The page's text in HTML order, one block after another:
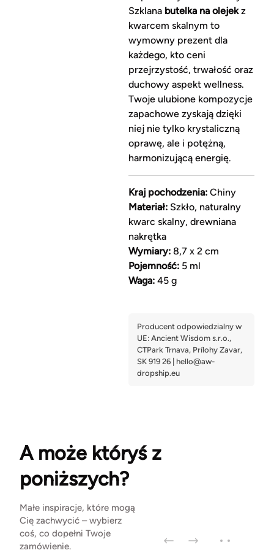
Szklana butelka na olejekz
kwarcem skalnym to
wymowny prezent dla
każdego, kto ceni
przejrzystość, trwałość oraz
duchowy aspekt wellness.
Twoje ulubione kompozycje
zapachowe zyskają dzięki
niej nie tylko krystaliczną
oprawę, ale i potężną,
harmonizującą energię.
Kraj pochodzenia:Chiny
Materiał:Szkło, naturalny
kwarc skalny, drewniana
nakrętka
Wymiary:8,7 x 2 cm
Pojemność:5 ml
Waga:45 g
A może któryś z
poniższych?
Małe inspiracje, które mogą
Cię zachwycić – wybierz
coś, co dopełni Twoje
zamówienie.